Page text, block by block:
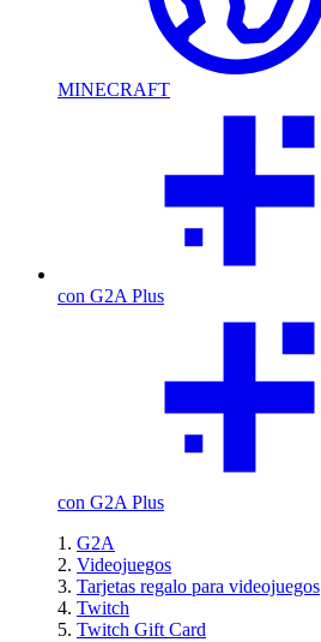
MINECRAFT
con G2A Plus
con G2A Plus
G2A
Videojuegos
Tarjetas regalo para videojuegos
Twitch
Twitch Gift Card